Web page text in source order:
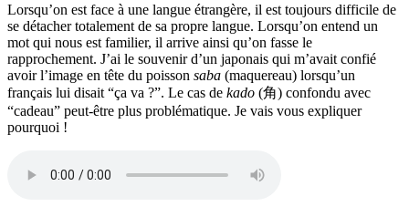
Lorsqu’on est face à une langue étrangère, il est toujours difficile de
se détacher totalement de sa propre langue. Lorsqu’on entend un
mot qui nous est familier, il arrive ainsi qu’on fasse le
rapprochement. J’ai le souvenir d’un japonais qui m’avait confié
avoir l’image en tête du poisson saba (maquereau) lorsqu’un
français lui disait “ça va ?”. Le cas de kado (角) confondu avec
“cadeau” peut-être plus problématique. Je vais vous expliquer
pourquoi !